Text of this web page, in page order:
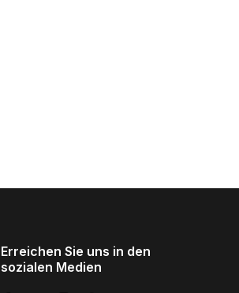
Erreichen Sie uns in den
sozialen Medien